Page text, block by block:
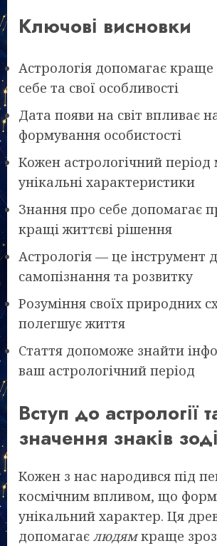
Ключові висновки
Астрологія допомагає краще
себе та свої особливості
Дата появи на світ впливає
формування особистості
Кожен астрологічний період
унікальні характеристики
Знання про себе допомагає
кращі життєві рішення
Астрологія — це інструмент
самопізнання та розвитку
Розуміння своїх природних
полегшує життя
Стаття допоможе знайти
ваш астрологічний період
Вступ до астрології
значення знаків
Кожен з нас народився під
космічним впливом, що
унікальний характер. Ця
допомагає людямкраще